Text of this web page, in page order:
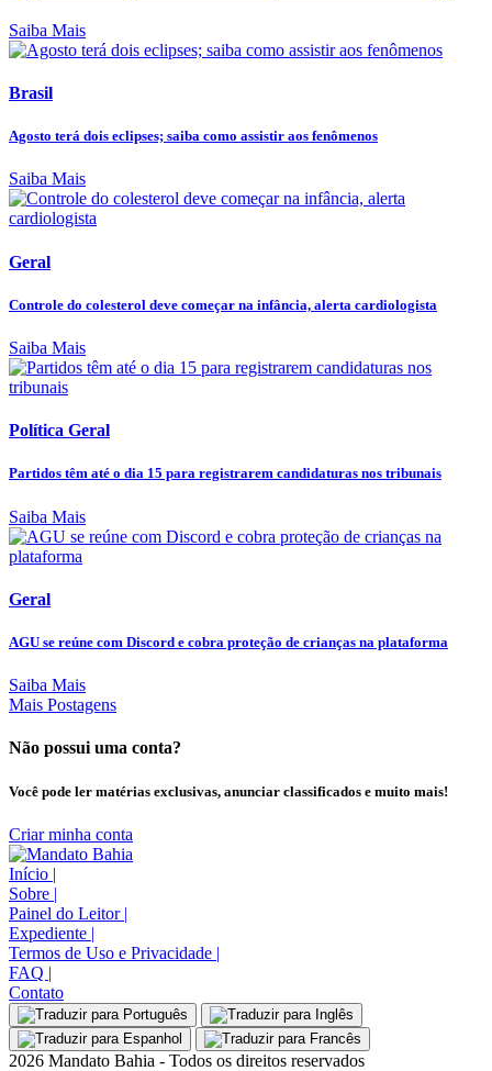
Saiba Mais
Brasil
Agosto terá dois eclipses; saiba como assistir aos fenômenos
Saiba Mais
Geral
Controle do colesterol deve começar na infância, alerta cardiologista
Saiba Mais
Política Geral
Partidos têm até o dia 15 para registrarem candidaturas nos tribunais
Saiba Mais
Geral
AGU se reúne com Discord e cobra proteção de crianças na plataforma
Saiba Mais
Mais Postagens
Não possui uma conta?
Você pode ler matérias exclusivas, anunciar classificados e muito mais!
Criar minha conta
Início |
Sobre |
Painel do Leitor |
Expediente |
Termos de Uso e Privacidade |
FAQ |
Contato
2026 Mandato Bahia - Todos os direitos reservados